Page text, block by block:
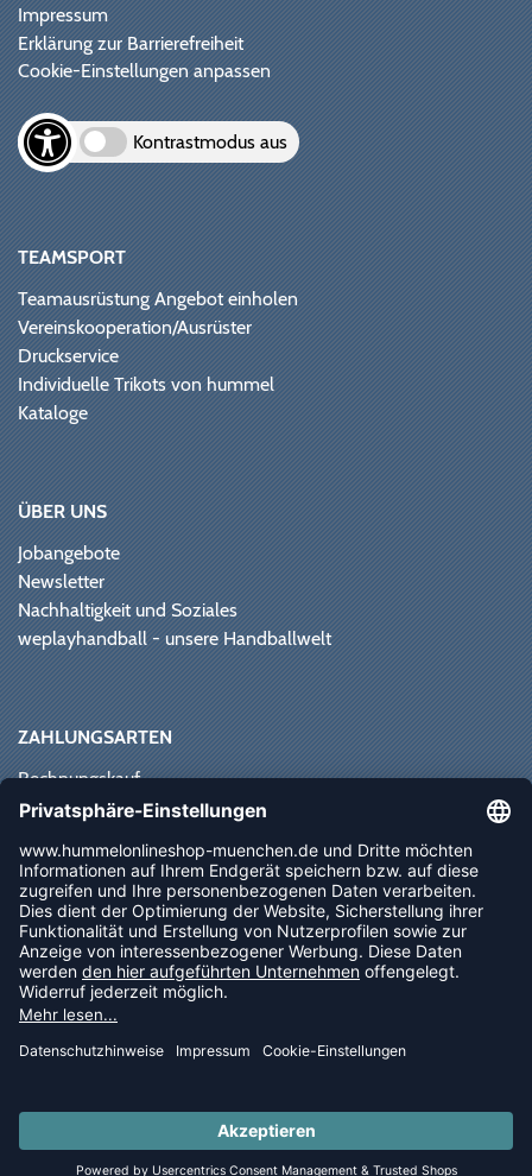
LAST PIECES: Bekleidung - Spare bis zu 65%
Impressum
Erklärung zur Barrierefreiheit
Cookie-Einstellungen anpassen
Kontrastmodus aus
TEAMSPORT
Teamausrüstung Angebot einholen
Vereinskooperation/Ausrüster
Druckservice
Individuelle Trikots von hummel
Kataloge
ÜBER UNS
Jobangebote
Newsletter
Nachhaltigkeit und Soziales
weplayhandball - unsere Handballwelt
ZAHLUNGSARTEN
Rechnungskauf
Paypal
Vorkasse
Sofortüberweisung
NEWSLETTER